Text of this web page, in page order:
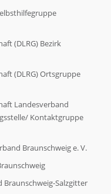
(DLRG) Bezirk
(DLRG) Ortsgruppe
Landesverband
Braunschweig e. V.
Braunschweig-Salzgitter